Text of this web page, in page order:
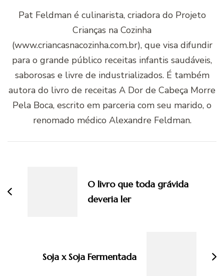
Pat Feldman é culinarista, criadora do Projeto
Crianças na Cozinha
(www.criancasnacozinha.com.br), que visa difundir
para o grande público receitas infantis saudáveis,
saborosas e livre de industrializados. É também
autora do livro de receitas A Dor de Cabeça Morre
Pela Boca, escrito em parceria com seu marido, o
renomado médico Alexandre Feldman.
O livro que toda grávida
deveria ler
Soja x Soja Fermentada